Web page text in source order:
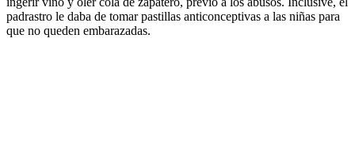
padrastro le daba de tomar pastillas anticonceptivas a las niñas para
que no queden embarazadas.